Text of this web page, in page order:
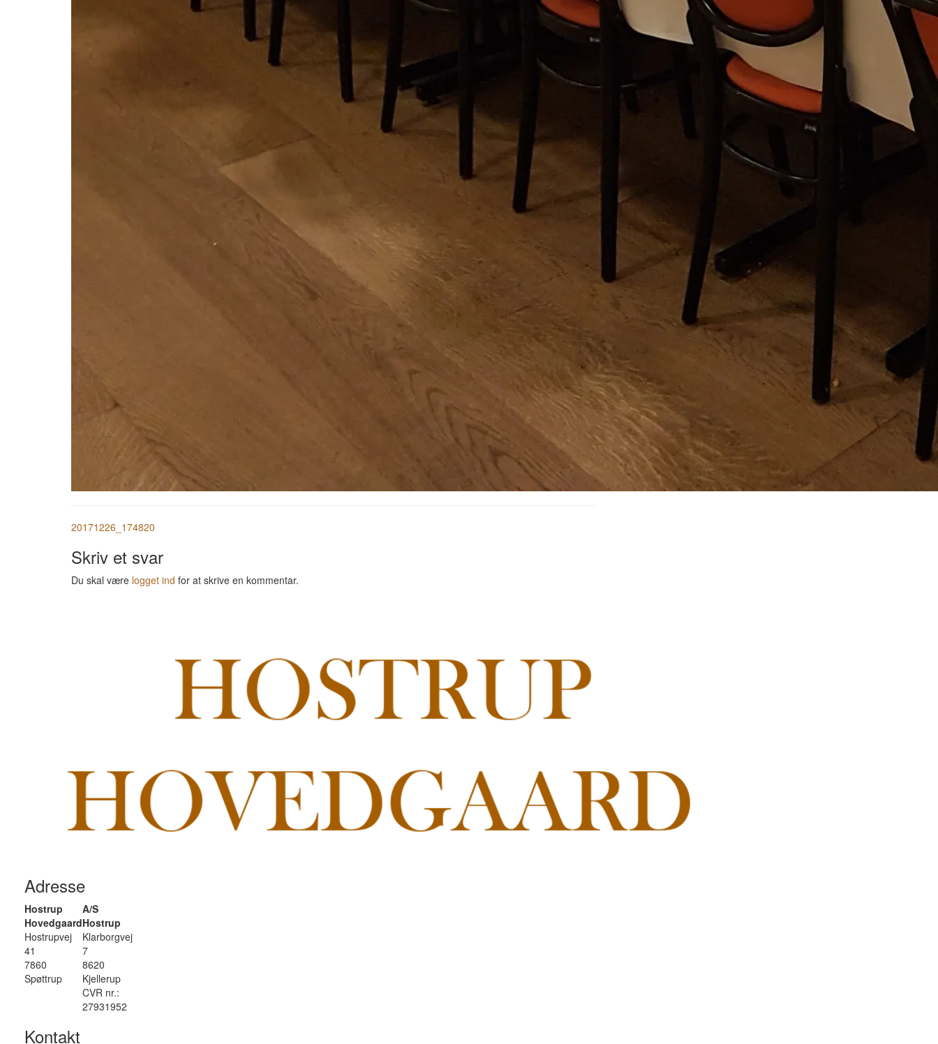
20171226_174820
Skriv et svar
Du skal være logget ind for at skrive en kommentar.
Adresse
Hostrup
Hovedgaard
Hostrupvej
41
7860
Spøttrup
A/S
Hostrup
Klarborgvej
7
8620
Kjellerup
CVR nr.:
27931952
Kontakt